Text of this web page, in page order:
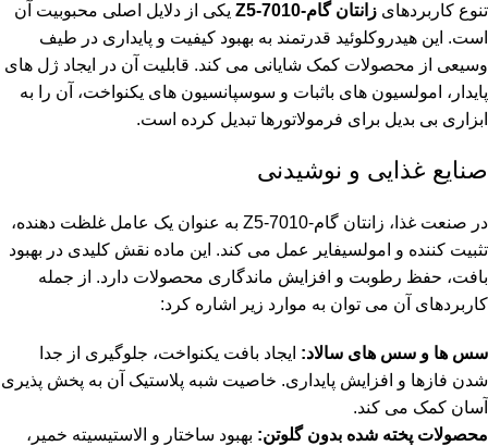
تنوع کاربردهای زانتان گام-Z5-7010
یکی از دلایل اصلی محبوبیت آن
است. این هیدروکلوئید قدرتمند به بهبود کیفیت و پایداری در طیف
وسیعی از محصولات کمک شایانی می کند. قابلیت آن در ایجاد ژل های
پایدار، امولسیون های باثبات و سوسپانسیون های یکنواخت، آن را به
ابزاری بی بدیل برای فرمولاتورها تبدیل کرده است.
صنایع غذایی و نوشیدنی
در صنعت غذا، زانتان گام-Z5-7010 به عنوان یک عامل غلظت دهنده،
تثبیت کننده و امولسیفایر عمل می کند. این ماده نقش کلیدی در بهبود
بافت، حفظ رطوبت و افزایش ماندگاری محصولات دارد. از جمله
کاربردهای آن می توان به موارد زیر اشاره کرد:
سس ها و سس های سالاد: ایجاد بافت یکنواخت، جلوگیری از جدا
شدن فازها و افزایش پایداری. خاصیت شبه پلاستیک آن به پخش پذیری
آسان کمک می کند.
محصولات پخته شده بدون گلوتن: بهبود ساختار و الاستیسیته خمیر،